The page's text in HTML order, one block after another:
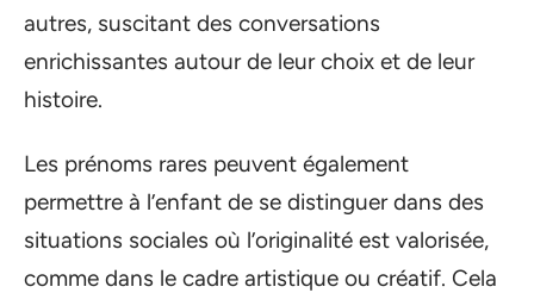
autres, suscitant des conversations
enrichissantes autour de leur choix et de leur
histoire.
Les prénoms rares peuvent également
permettre à l’enfant de se distinguer dans des
situations sociales où l’originalité est valorisée,
comme dans le cadre artistique ou créatif. Cela